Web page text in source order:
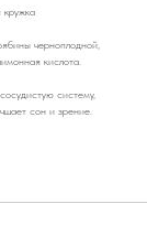
черноплодной,
кислота.
систему,
сон и зрение.